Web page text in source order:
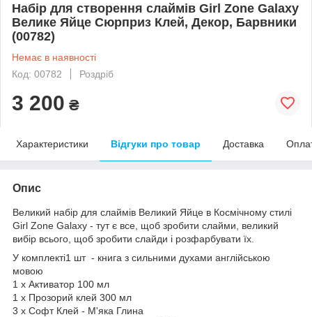
Набір для створення слаймів Girl Zone Galaxy
Велике Яйце Сюрприз Клей, Декор, Барвники
(00782)
Немає в наявності
Код: 00782
Роздріб
3 200 ₴
Характеристики Відгуки про товар Доставка
Опис
Великий набір для слаймів Великий Яйце в Космічному стилі
Girl Zone Galaxy - тут є все, щоб зробити слайми, великий
вибір всього, щоб зробити слайди і розфарбувати їх.
У комплекті1 шт - книга з сильними духами англійською
мовою
1 х Активатор 100 мл
1 х Прозорий клей 300 мл
3 x Софт Клей - М'яка Глина